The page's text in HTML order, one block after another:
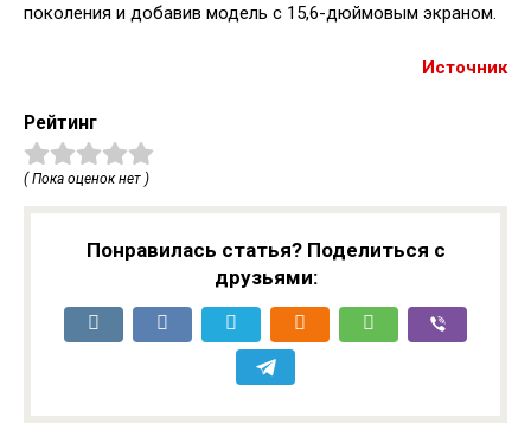
поколения и добавив модель с 15,6-дюймовым экраном.
Источник
Рейтинг
( Пока оценок нет )
Понравилась статья? Поделиться с
друзьями: